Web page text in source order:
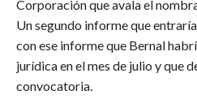
Corporación que avala el
Un segundo informe que
con ese informe que Bernal
jurídica en el mes de julio y que
convocatoria.